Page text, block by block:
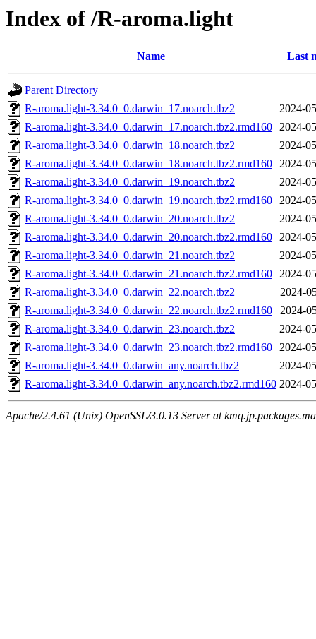
Index of /R-aroma.light
Name Last
Parent Directory
R-aroma.light-3.34.0_0.darwin_17.noarch.tbz2
2024-
R-aroma.light-3.34.0_0.darwin_17.noarch.tbz2.rmd160 2024-
R-aroma.light-3.34.0_0.darwin_18.noarch.tbz2
2024-
R-aroma.light-3.34.0_0.darwin_18.noarch.tbz2.rmd160 2024-
R-aroma.light-3.34.0_0.darwin_19.noarch.tbz2
2024-
R-aroma.light-3.34.0_0.darwin_19.noarch.tbz2.rmd160 2024-
R-aroma.light-3.34.0_0.darwin_20.noarch.tbz2
2024-
R-aroma.light-3.34.0_0.darwin_20.noarch.tbz2.rmd160 2024-
R-aroma.light-3.34.0_0.darwin_21.noarch.tbz2
2024-
R-aroma.light-3.34.0_0.darwin_21.noarch.tbz2.rmd160 2024-
R-aroma.light-3.34.0_0.darwin_22.noarch.tbz2
2024-
R-aroma.light-3.34.0_0.darwin_22.noarch.tbz2.rmd160
2024-
R-aroma.light-3.34.0_0.darwin_23.noarch.tbz2
2024-
R-aroma.light-3.34.0_0.darwin_23.noarch.tbz2.rmd160 2024-
R-aroma.light-3.34.0_0.darwin_any.noarch.tbz2
2024-
R-aroma.light-3.34.0_0.darwin_any.noarch.tbz2.rmd160 2024-
Apache/2.4.61 (Unix) OpenSSL/3.0.13 Server at